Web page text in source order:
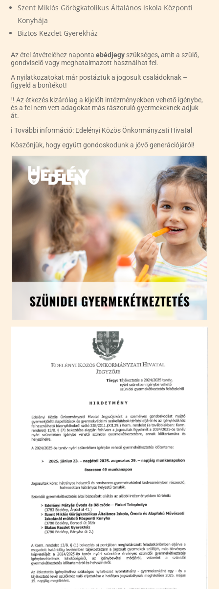
Szent Miklós Görögkatolikus Általános Iskola Központi
Konyhája
Biztos Kezdet Gyerekház
Az étel átvételéhez napontaebédjegy szükséges, amit a szülő,
gondviselő vagy meghatalmazott használhat fel.
A nyilatkozatokat már postáztuk a jogosult családoknak –
figyeld a borítékot!
‼️ Az étkezés kizárólag a kijelölt intézményekben vehető igénybe,
és a fel nem vett adagokat más rászoruló gyermekeknek adjuk
át.
ℹ️ További információ: Edelényi Közös Önkormányzati Hivatal
Köszönjük, hogy együtt gondoskodunk a jövő generációjáról!